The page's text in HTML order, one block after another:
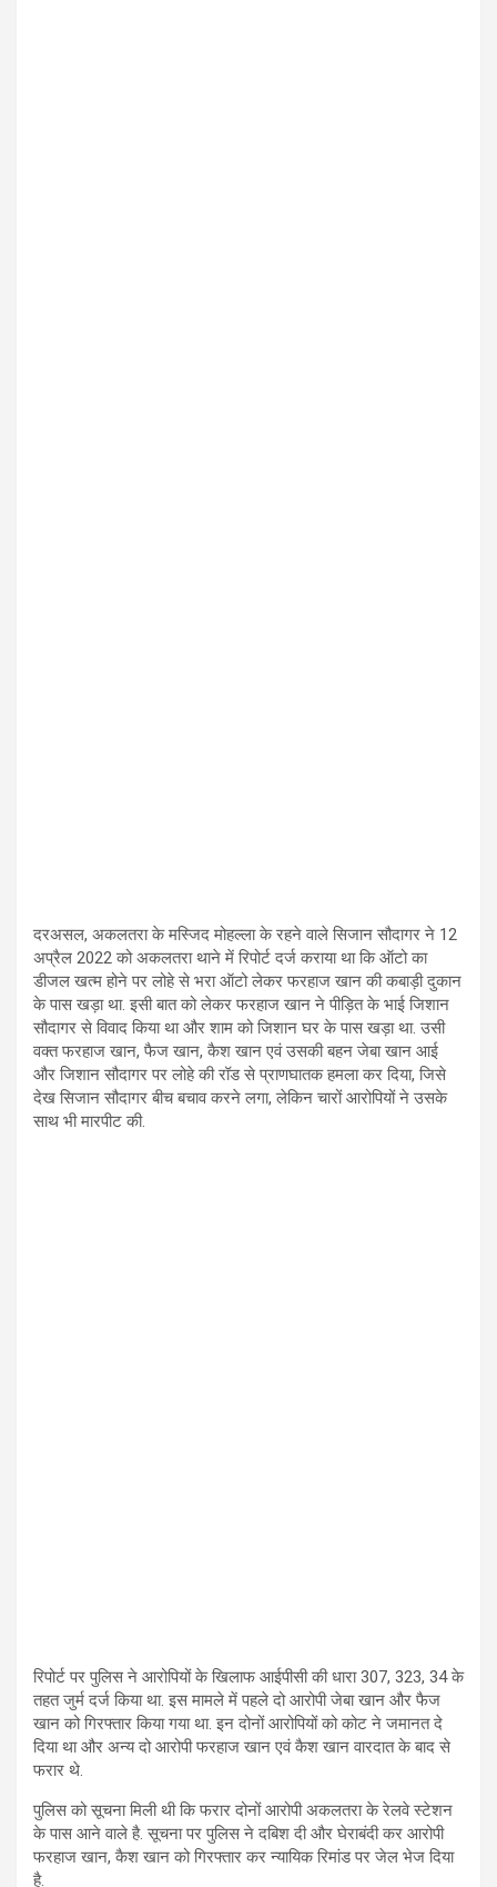
दरअसल, अकलतरा के मस्जिद मोहल्ला के रहने वाले सिजान सौदागर ने 12
अप्रैल 2022 को अकलतरा थाने में रिपोर्ट दर्ज कराया था कि ऑटो का
डीजल खत्म होने पर लोहे से भरा ऑटो लेकर फरहाज खान की कबाड़ी दुकान
के पास खड़ा था. इसी बात को लेकर फरहाज खान ने पीड़ित के भाई जिशान
सौदागर से विवाद किया था और शाम को जिशान घर के पास खड़ा था. उसी
वक्त फरहाज खान, फैज खान, कैश खान एवं उसकी बहन जेबा खान आई
और जिशान सौदागर पर लोहे की रॉड से प्राणघातक हमला कर दिया, जिसे
देख सिजान सौदागर बीच बचाव करने लगा, लेकिन चारों आरोपियों ने उसके
साथ भी मारपीट की.
रिपोर्ट पर पुलिस ने आरोपियों के खिलाफ आईपीसी की धारा 307, 323, 34 के
तहत जुर्म दर्ज किया था. इस मामले में पहले दो आरोपी जेबा खान और फैज
खान को गिरफ्तार किया गया था. इन दोनों आरोपियों को कोट ने जमानत दे
दिया था और अन्य दो आरोपी फरहाज खान एवं कैश खान वारदात के बाद से
फरार थे.
पुलिस को सूचना मिली थी कि फरार दोनों आरोपी अकलतरा के रेलवे स्टेशन
के पास आने वाले है. सूचना पर पुलिस ने दबिश दी और घेराबंदी कर आरोपी
फरहाज खान, कैश खान को गिरफ्तार कर न्यायिक रिमांड पर जेल भेज दिया
है.